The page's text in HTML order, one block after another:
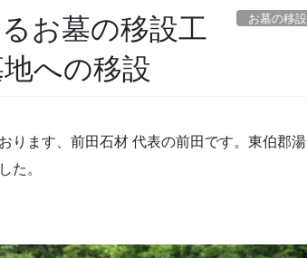
お墓の移設
お墓の移設工
への移設
ります、前田石材 代表の前田です。東伯郡湯
た。